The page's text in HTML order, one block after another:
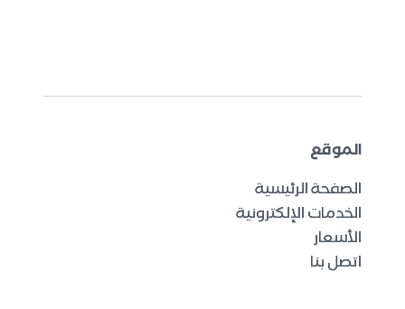
الموقع
الصفحة الرئيسية
الخدمات الإلكترونية
الأسعار
اتصل بنا